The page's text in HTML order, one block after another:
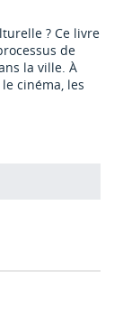
? Ce livre
de
la ville. À
cinéma, les